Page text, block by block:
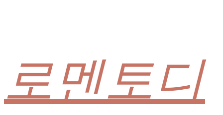
로멘토디